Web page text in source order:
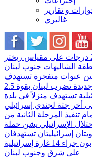
و تقارير
غاليري
الشاليهات جنوب لبنان
عبوات متفجرة تستهدف
هزة أرضية جديدة تضرب لبنان بقوة 2.5
تستهدف منزلاً في بلدة
أخر جثة لجندي إسرائيلي
تنفيذ المرحلة الثانية من
الإسرائيلي يشن حملة
إسرائيليتان تستهدفان
قتيلان ومصابون جراء 14 غارة إسرائيلية
على شرق وجنوب لبنان